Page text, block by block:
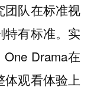
团队在标准视
特有标准。实
Drama在
体观看体验上